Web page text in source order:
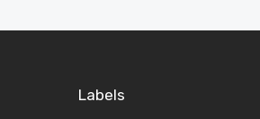
Labels